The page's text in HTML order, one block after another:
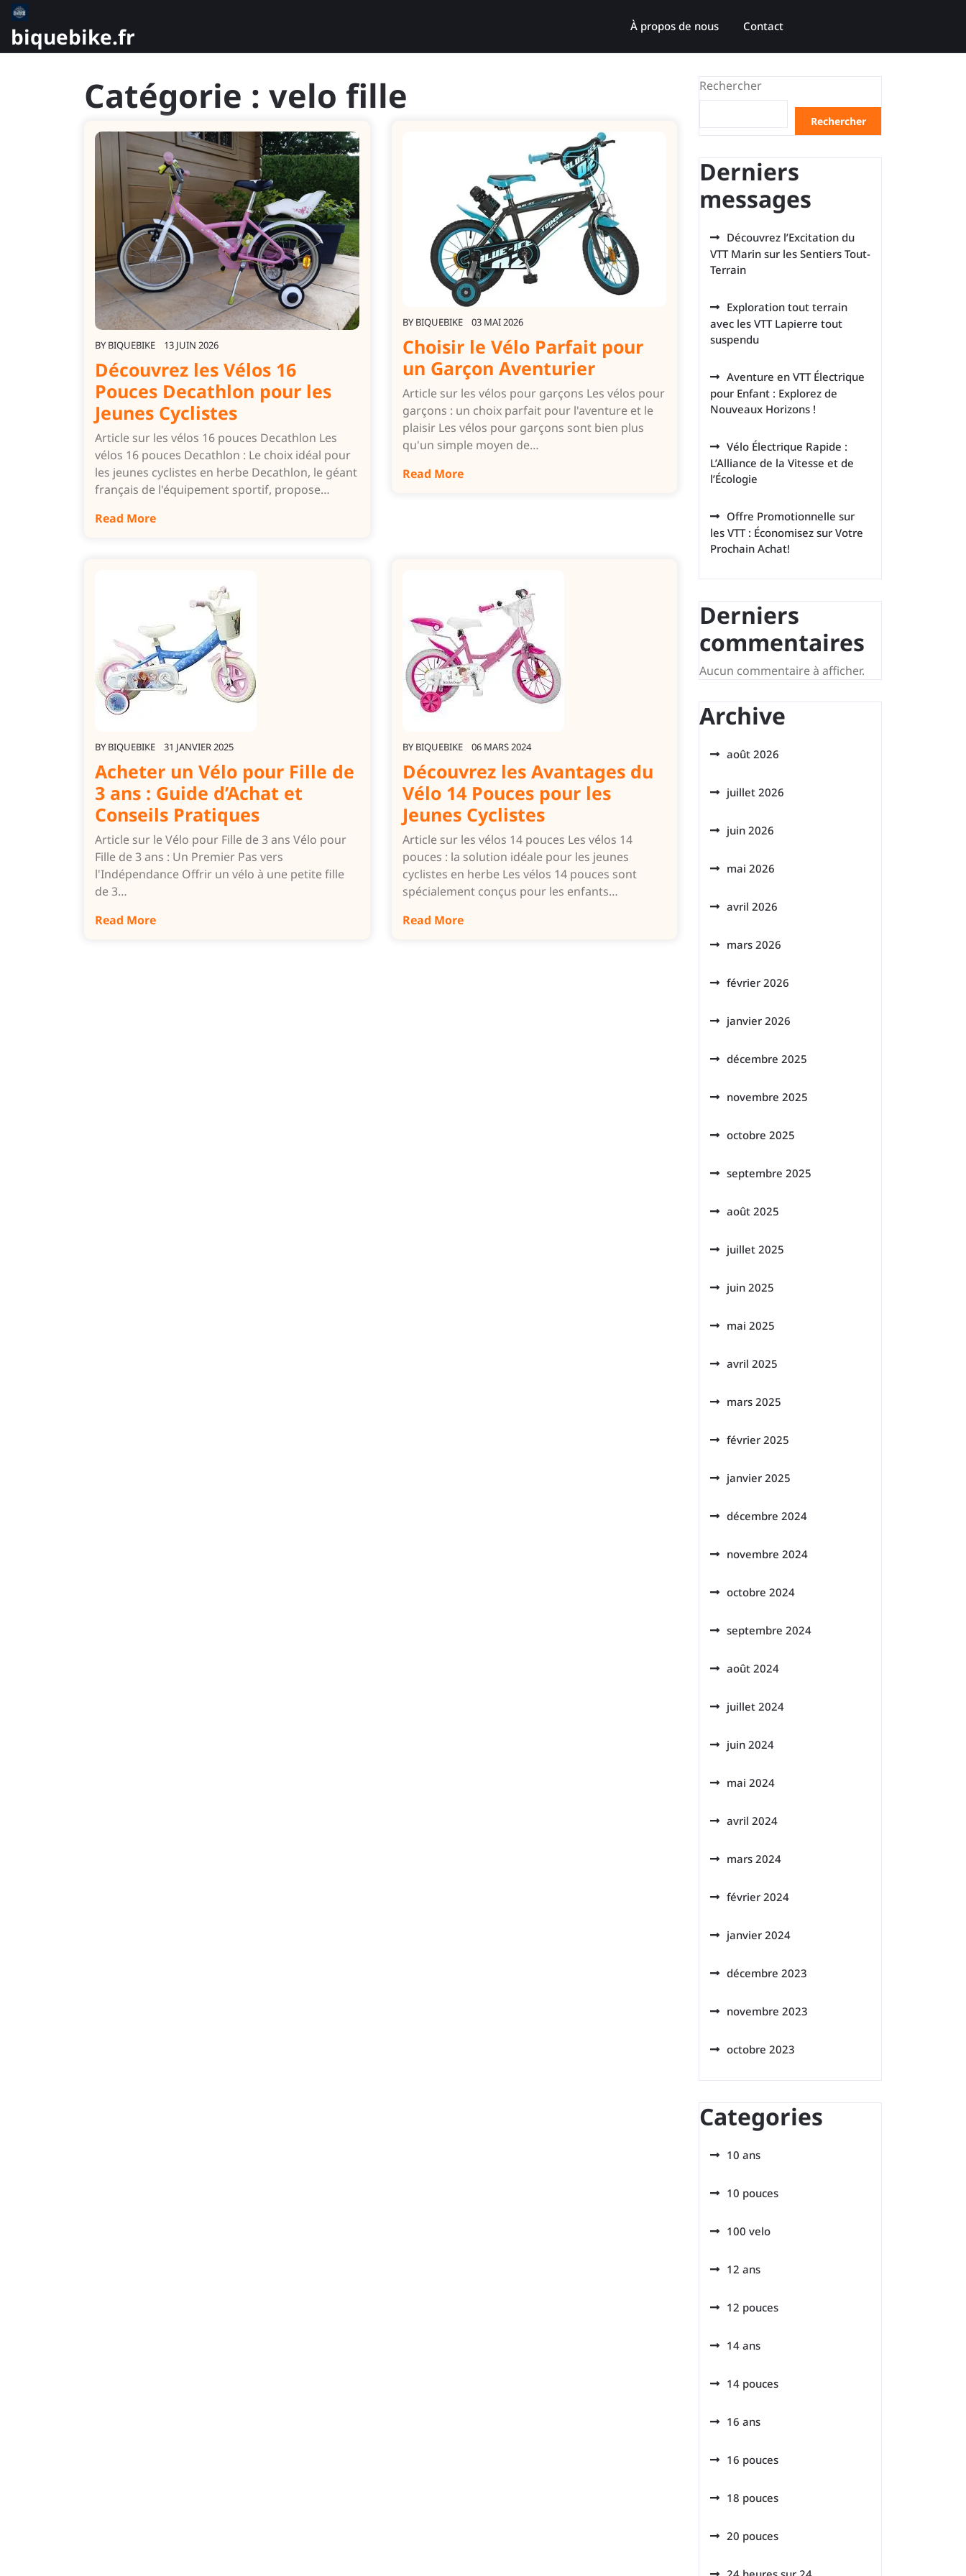
Skip
content
biquebike.fr À propos de nous Contact
Catégorie : velo fille
BY BIQUEBIKE 13 JUIN 2026
Découvrez les Vélos 16
Pouces Decathlon pour les
Jeunes Cyclistes
Article sur les vélos 16 pouces Decathlon Les
vélos 16 pouces Decathlon : Le choix idéal pour
les jeunes cyclistes en herbe Decathlon, le géant
français de l'équipement sportif, propose…
Read More
BY BIQUEBIKE 03 MAI 2026
Choisir le Vélo Parfait pour
un Garçon Aventurier
Article sur les vélos pour garçons Les vélos pour
garçons : un choix parfait pour l'aventure et le
plaisir Les vélos pour garçons sont bien plus
qu'un simple moyen de…
Read More
BY BIQUEBIKE 31 JANVIER 2025
Acheter un Vélo pour Fille de
3 ans : Guide d’Achat et
Conseils Pratiques
Article sur le Vélo pour Fille de 3 ans Vélo pour
Fille de 3 ans : Un Premier Pas vers
l'Indépendance Offrir un vélo à une petite fille
de 3…
Read More
BY BIQUEBIKE 06 MARS 2024
Découvrez les Avantages du
Vélo 14 Pouces pour les
Jeunes Cyclistes
Article sur les vélos 14 pouces Les vélos 14
pouces : la solution idéale pour les jeunes
cyclistes en herbe Les vélos 14 pouces sont
spécialement conçus pour les enfants…
Read More
Rechercher
Rechercher
Derniers
messages
Découvrez l’Excitation du
VTT Marin sur les Sentiers Tout-
Terrain
Exploration tout terrain
avec les VTT Lapierre tout
suspendu
Aventure en VTT Électrique
pour Enfant : Explorez de
Nouveaux Horizons !
Vélo Électrique Rapide :
L’Alliance de la Vitesse et de
l’Écologie
Offre Promotionnelle sur
les VTT : Économisez sur Votre
Prochain Achat!
Derniers
commentaires
Aucun commentaire à afficher.
Archive
août 2026
juillet 2026
juin 2026
mai 2026
avril 2026
mars 2026
février 2026
janvier 2026
décembre 2025
novembre 2025
octobre 2025
septembre 2025
août 2025
juillet 2025
juin 2025
mai 2025
avril 2025
mars 2025
février 2025
janvier 2025
décembre 2024
novembre 2024
octobre 2024
septembre 2024
août 2024
juillet 2024
juin 2024
mai 2024
avril 2024
mars 2024
février 2024
janvier 2024
décembre 2023
novembre 2023
octobre 2023
Categories
10 ans
10 pouces
100 velo
12 ans
12 pouces
14 ans
14 pouces
16 ans
16 pouces
18 pouces
20 pouces